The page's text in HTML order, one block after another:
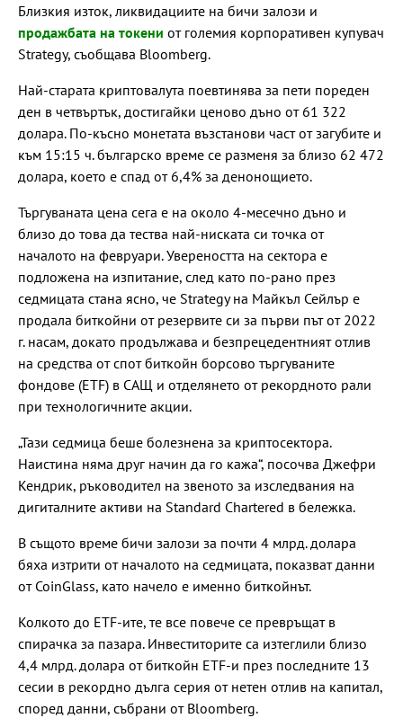
Близкия изток, ликвидациите на бичи залози и
продажбата на токени от големия корпоративен купувач
Strategy, съобщава Bloomberg.
Най-старата криптовалута поевтинява за пети пореден
ден в четвъртък, достигайки ценово дъно от 61 322
долара. По-късно монетата възстанови част от загубите и
към 15:15 ч. българско време се разменя за близо 62 472
долара, което е спад от 6,4% за денонощието.
Търгуваната цена сега е на около 4-месечно дъно и
близо до това да тества най-ниската си точка от
началото на февруари. Увереността на сектора е
подложена на изпитание, след като по-рано през
седмицата стана ясно, че Strategy на Майкъл Сейлър е
продала биткойни от резервите си за първи път от 2022
г. насам, докато продължава и безпрецедентният отлив
на средства от спот биткойн борсово търгуваните
фондове (ETF) в САЩ и отделянето от рекордното рали
при технологичните акции.
„Тази седмица беше болезнена за криптосектора.
Наистина няма друг начин да го кажа“, посочва Джефри
Кендрик, ръководител на звеното за изследвания на
дигиталните активи на Standard Chartered в бележка.
В същото време бичи залози за почти 4 млрд. долара
бяха изтрити от началото на седмицата, показват данни
от CoinGlass, като начело е именно биткойнът.
Колкото до ETF-ите, те все повече се превръщат в
спирачка за пазара. Инвеститорите са изтеглили близо
4,4 млрд. долара от биткойн ETF-и през последните 13
сесии в рекордно дълга серия от нетен отлив на капитал,
според данни, събрани от Bloomberg.